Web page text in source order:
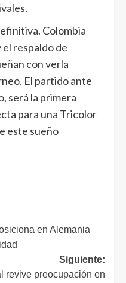
Colombia
el respaldo de
con verla
El partido ante
será la primera
para una Tricolor
este sueño
en Alemania
Siguiente:
revive preocupación en